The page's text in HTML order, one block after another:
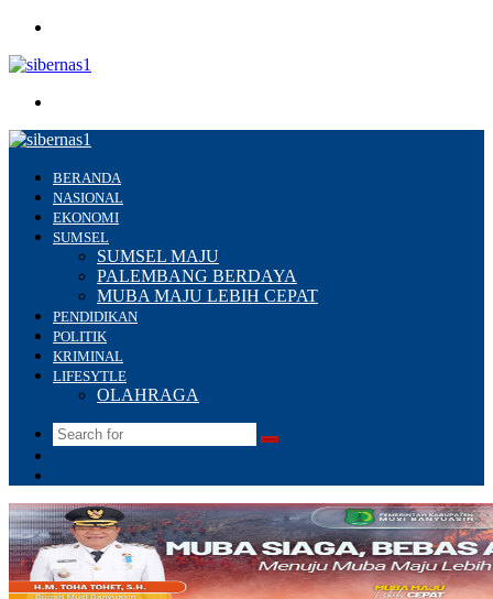
BERANDA
NASIONAL
EKONOMI
SUMSEL
SUMSEL MAJU
PALEMBANG BERDAYA
MUBA MAJU LEBIH CEPAT
PENDIDIKAN
POLITIK
KRIMINAL
LIFESYTLE
OLAHRAGA
Search